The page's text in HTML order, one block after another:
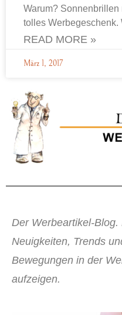
Warum? Sonnenbrillen
tolles
READ MORE »
März 1, 2017
Der Werbeartikel-
Neuigkeiten, Trends
Bewegungen in der
aufzeigen.